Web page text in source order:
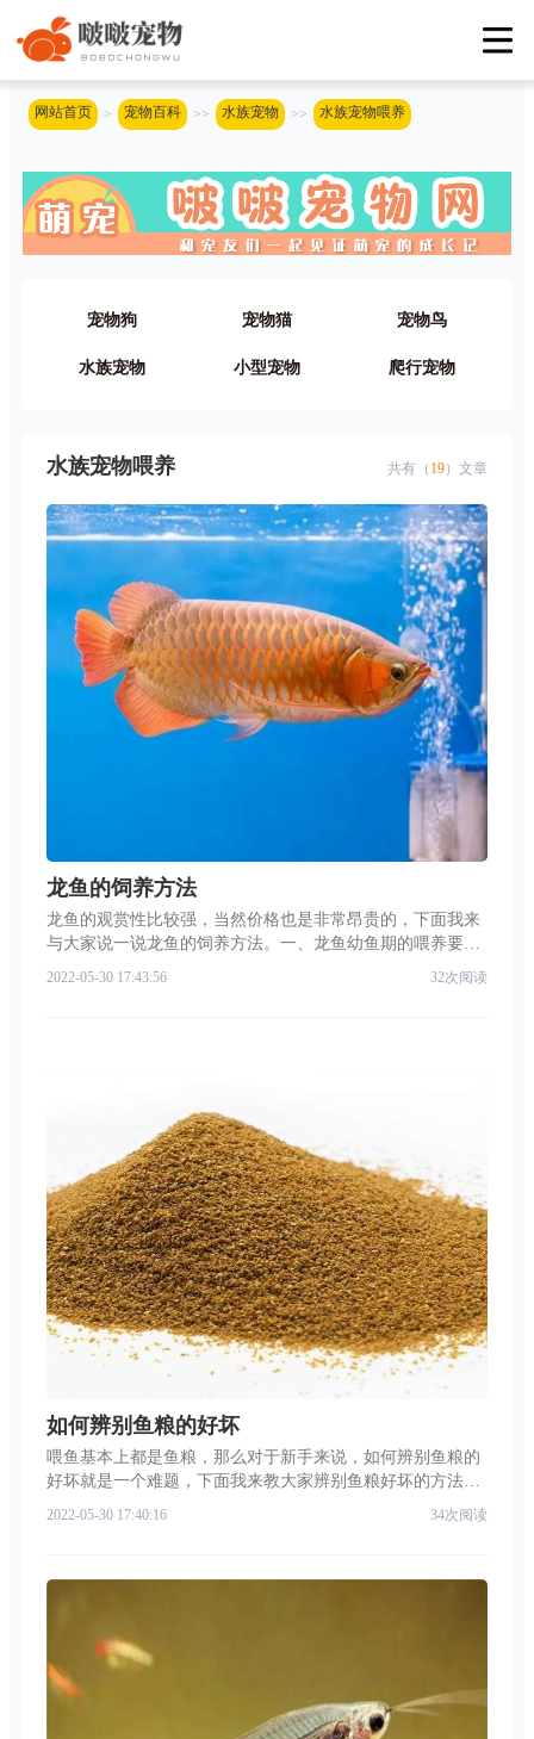
网站首页 > 宠物百科 >> 水族宠物 >> 水族宠物喂养
宠物狗 宠物猫 宠物鸟
水族宠物 小型宠物 爬行宠物
水族宠物喂养 共有（ 19）文章
龙鱼的饲养方法
龙鱼的观赏性比较强，当然价格也是非常昂贵的，下面我来
与大家说一说龙鱼的饲养方法。一、龙鱼幼鱼期的喂养要点
龙鱼的生存需要弱酸性到中性的水质，硬度要求软水。PH值
2022-05-30 17:43:56 32次阅读
如何辨别鱼粮的好坏
喂鱼基本上都是鱼粮，那么对于新手来说，如何辨别鱼粮的
好坏就是一个难题，下面我来教大家辨别鱼粮好坏的方法。
一、看颜色人们一般容易陷入误区，认为颜色好的就是好鱼
2022-05-30 17:40:16 34次阅读